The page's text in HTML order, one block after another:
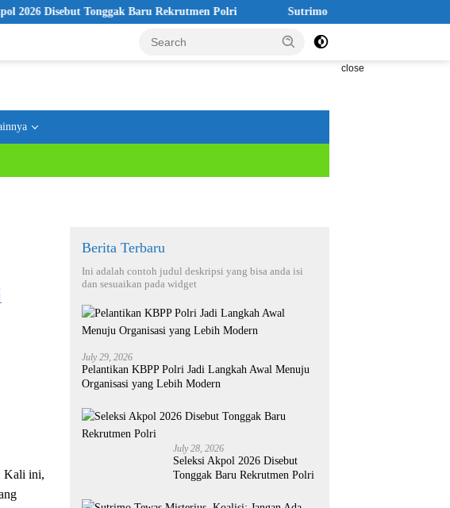
Tonggak Baru Rekrutmen Polri Sutrimo Tewas Misterius, Koalisi: Jangan
close
Kali ini,
Berita Terbaru
Ini adalah contoh judul deskripsi yang bisa anda isi
dan sesuaikan pada widget
July 29, 2026
Pelantikan KBPP Polri Jadi Langkah Awal Menuju
Organisasi yang Lebih Modern
July 28, 2026
Seleksi Akpol 2026 Disebut
Tonggak Baru Rekrutmen Polri